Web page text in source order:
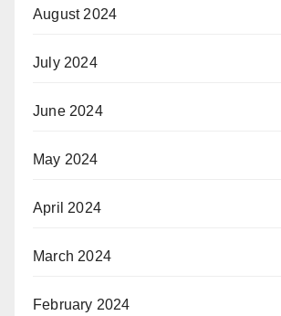
August 2024
July 2024
June 2024
May 2024
April 2024
March 2024
February 2024